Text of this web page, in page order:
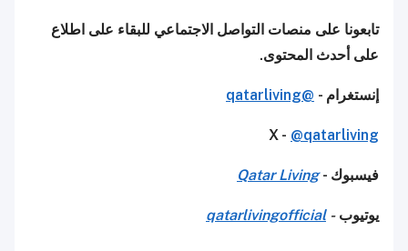
تابعونا على منصات التواصل الاجتماعي للبقاء على اطلاع
على أحدث المحتوى.
إنستغرام - @qatarliving
X - @qatarliving
فيسبوك -Qatar Living
يوتيوب-
qatarlivingofficial